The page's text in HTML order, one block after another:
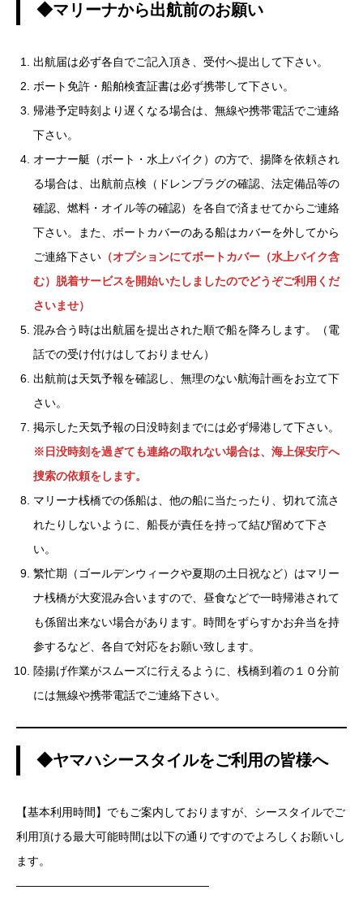
◆マリーナから出航前のお願い
出航届は必ず各自でご記入頂き、受付へ提出して下さい。
ボート免許・船舶検査証書は必ず携帯して下さい。
帰港予定時刻より遅くなる場合は、無線や携帯電話でご連絡
下さい。
オーナー艇（ボート・水上バイク）の方で、揚降を依頼され
る場合は、出航前点検（ドレンプラグの確認、法定備品等の
確認、燃料・オイル等の確認）を各自で済ませてからご連絡
下さい。また、ボートカバーのある船はカバーを外してから
ご連絡下さい （オプションにてボートカバー（水上バイク含
む）脱着サービスを開始いたしましたのでどうぞご利用くだ
さいませ）
混み合う時は出航届を提出された順で船を降ろします。（電
話での受け付けはしておりません）
出航前は天気予報を確認し、無理のない航海計画をお立て下
さい。
掲示した天気予報の日没時刻までには必ず帰港して下さい。
※日没時刻を過ぎても連絡の取れない場合は、海上保安庁へ
捜索の依頼をします。
マリーナ桟橋での係船は、他の船に当たったり、切れて流さ
れたりしないように、船長が責任を持って結び留めて下さ
い。
繁忙期（ゴールデンウィークや夏期の土日祝など）はマリー
ナ桟橋が大変混み合いますので、昼食などで一時帰港されて
も係留出来ない場合があります。時間をずらすかお弁当を持
参するなど、各自で対応をお願い致します。
陸揚げ作業がスムーズに行えるように、桟橋到着の１０分前
には無線や携帯電話でご連絡下さい。
◆ヤマハシースタイルをご利用の皆様へ
【基本利用時間】でもご案内しておりますが、シースタイルでご
利用頂ける最大可能時間は以下の通りですのでよろしくお願いし
ます。
—————————————————